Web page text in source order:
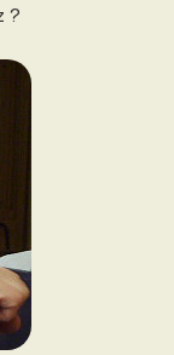
?